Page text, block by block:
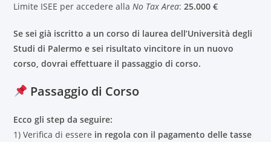
Limite ISEE per accedere allaNo Tax Area:25.000 €
Se sei già iscritto a un corso di laurea dell’Università degli
Studi di Palermo e sei risultato vincitore in un nuovo
corso, dovrai effettuare il passaggio di corso.
Passaggio di Corso
Ecco gli step da seguire:
1) Verifica di essere in regola con il pagamento delle tasse